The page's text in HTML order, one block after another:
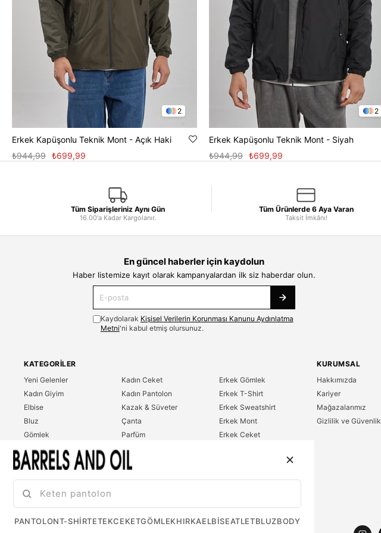
2
Erkek Kapüşonlu Teknik Mont - Açık Haki
₺699,99
₺944,99
2
Erkek Kapüşonlu Teknik Mont - Siyah
₺699,99
₺944,99
Tüm Siparişleriniz Aynı Gün
16.00'a Kadar Kargolanır.
Tüm Ürünlerde 6 Aya Varan
Taksit İmkânı!
En güncel haberler için kaydolun
Haber listemize kayıt olarak kampanyalardan ilk siz haberdar olun.
Kaydolarak Kişisel Verilerin Korunması Kanunu Aydınlatma
Metni'ni kabul etmiş olursunuz.
KATEGORILER
Yeni Gelenler
Kadın Giyim
Elbise
Bluz
Gömlek
T-Shirt
Sweatshirt
Kadın Ceket
Kadın Pantolon
Kazak & Süveter
Çanta
Parfüm
Erkek Giyim
Erkek Gömlek
Erkek T-Shirt
Erkek Sweatshirt
Erkek Mont
Erkek Ceket
KURUMSAL
Hakkımızda
Kariyer
Mağazalarımız
Gizlilik ve Güvenlik
PANTOLONT-SHIRTETEKCEKETGÖMLEKHIRKAELBISEATLETBLUZBODY